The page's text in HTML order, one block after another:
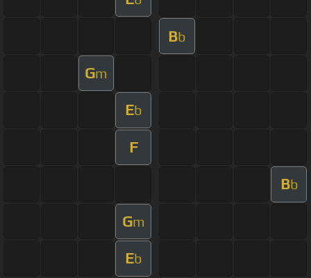
Bb
Gm
Eb
F
Bb
Gm
Eb